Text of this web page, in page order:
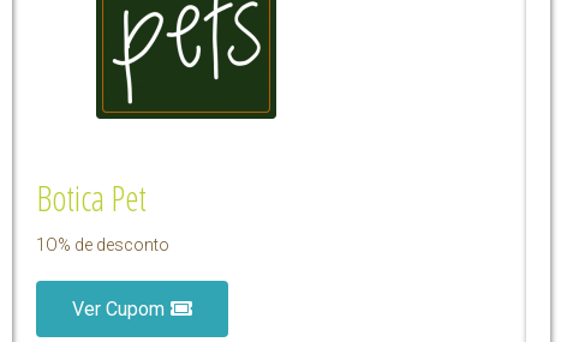
Botica Pet
1O% de desconto
Ver Cupom